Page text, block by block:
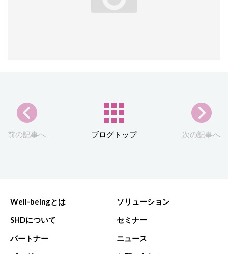
前の記事へ ブログトップ 次の記事へ
Well-beingとは
ソリューション
SHDについて
セミナー
パートナー
ニュース